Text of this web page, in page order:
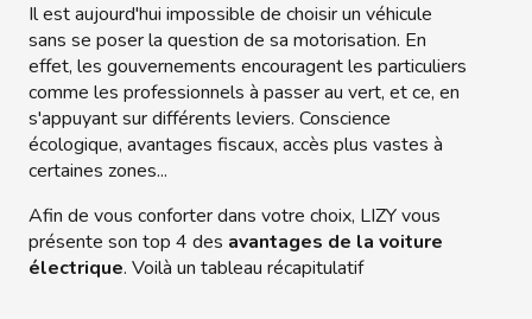
Il est aujourd'hui impossible de choisir un véhicule
sans se poser la question de sa motorisation. En
effet, les gouvernements encouragent les particuliers
comme les professionnels à passer au vert, et ce, en
s'appuyant sur différents leviers. Conscience
écologique, avantages fiscaux, accès plus vastes à
certaines zones...
Afin de vous conforter dans votre choix, LIZY vous
présente son top 4 des avantages de la voiture
électrique. Voilà un tableau récapitulatif